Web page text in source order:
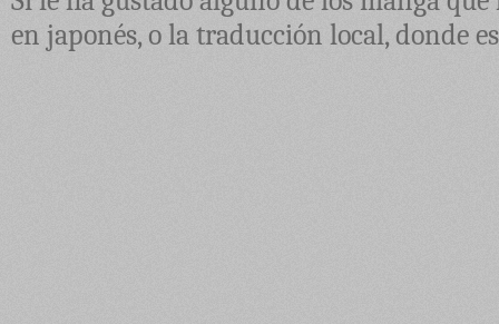
en japonés, o la traducción local, donde